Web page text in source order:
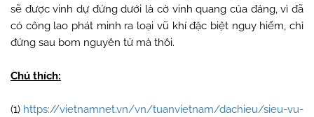
sẽ được vinh dự đứng dưới là cờ vinh quang của đảng, vì đã
có công lao phát minh ra loại vũ khí đặc biệt nguy hiểm, chỉ
đứng sau bom nguyên tử mà thôi.
Chú thích:
(1) https://vietnamnet.vn/vn/tuanvietnam/dachieu/sieu-vu-